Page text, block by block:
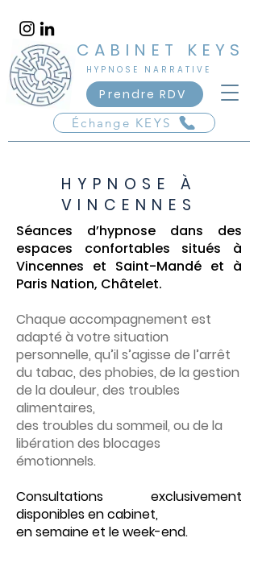
​CABINET KEYS
​HYPNOSE NARRATIVE
Vincennes - Saint-
Prendre RDV
Échange KEYS
HYPNOSE À
VINCENNES
Séances d’hypnose dans des
espaces confortables situés à
Vincennes et Saint-Mandé et à
Paris Nation, Châtelet.
Chaque accompagnement est
adapté à votre situation
personnelle, qu’il s’agisse de l’arrêt
du tabac, des phobies, de la gestion
de la douleur, des troubles
alimentaires,
des troubles du sommeil, ou de la
libération des blocages
émotionnels.
Consultations exclusivement
disponibles en cabinet,
en semaine et le week-end.